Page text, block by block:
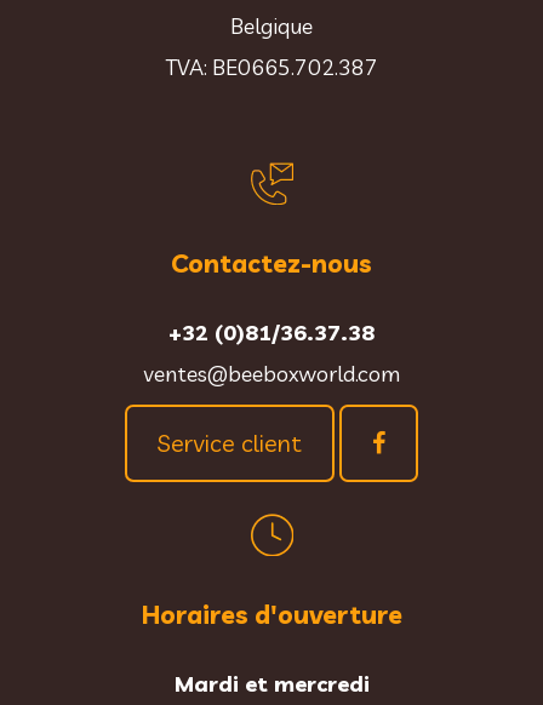
Belgique
TVA: BE0665.702.387
Contactez-nous
+32 (0)81/36.37.38
ventes@beeboxworld.com
Service client
Horaires d'ouverture
Mardi et mercredi